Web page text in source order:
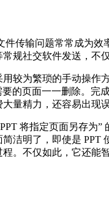
件传输问题常常成为
规社交软件发送，不
较为繁琐的手动操作
的页面一一删除。完
量精力，还容易出现
将指定页面另存为
洁明了，即使是
。不仅如此，它还